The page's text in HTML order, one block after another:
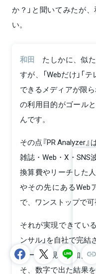
か？」と聞いてみたが
い。
和田
たしかに、似
すが、「Webだけ」「
できるメディアが限ら
の利用目的がゴール
んです。
その点『PR Analyzer
雑誌・Web・X・SNS
換算費やリーチした
やその先にあるWeb
で、ワンストップで可
それが実現できてい
ンサル」を自社で完結
ツールと現場の知見
そ、数字で出た結果